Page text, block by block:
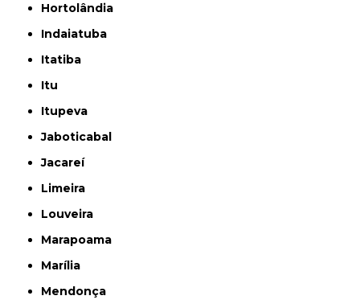
Hortolândia
Indaiatuba
Itatiba
Itu
Itupeva
Jaboticabal
Jacareí
Limeira
Louveira
Marapoama
Marília
Mendonça